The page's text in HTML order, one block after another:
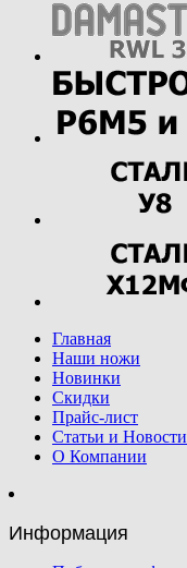
Главная
Наши ножи
Новинки
Скидки
Прайс-лист
Статьи и Новости
О Компании
Информация